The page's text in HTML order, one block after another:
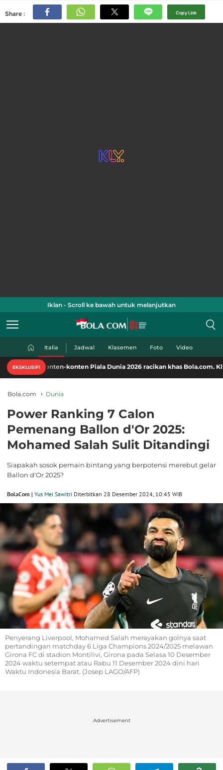
Share : Copy Link
Iklan - Scroll ke bawah untuk melanjutkan
Italia Jadwal Klasemen Foto Video
EKSKLUSIF!
konten Piala Dunia 2026 racikan khas Bola.com. Klik di sini!
Bola.com Dunia
Power Ranking 7 Calon
Pemenang Ballon d'Or 2025:
Mohamed Salah Sulit Ditandingi
Siapakah sosok pemain bintang yang berpotensi merebut gelar
Ballon d'Or 2025?
BolaCom | Yus Mei Sawitri Diterbitkan 28 Desember 2024, 10:45 WIB
Penyerang Liverpool, Mohamed Salah merayakan golnya saat
pertandingan matchday 6 Liga Champions 2024/2025 melawan
Girona FC di stadion Montilivi, Girona pada Selasa 10 Desember
2024 waktu setempat atau Rabu 11 Desember 2024 dini hari
Waktu Indonesia Barat. (Josep LAGO/AFP)
Advertisement